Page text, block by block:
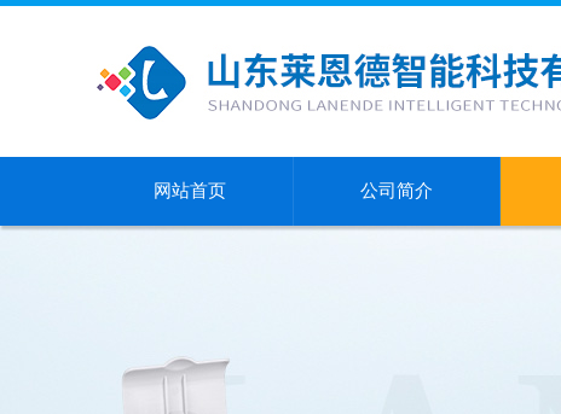
网站首页 公司简介